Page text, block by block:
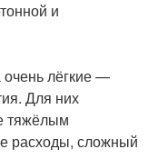
и
очень лёгкие —
Для них
тяжёлым
расходы, сложный